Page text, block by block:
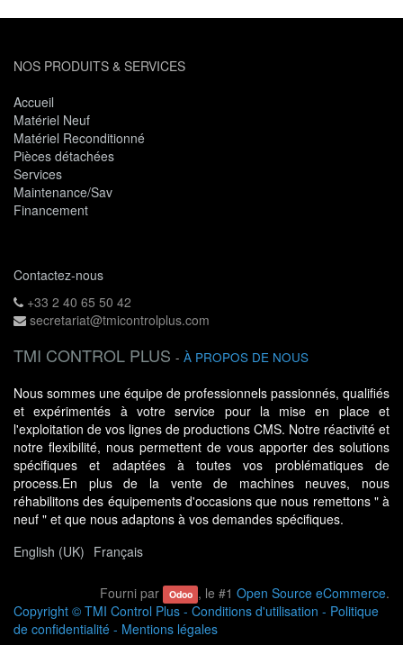
NOS PRODUITS & SERVICES
Accueil
Matériel Neuf
Matériel Reconditionné
Pièces détachées
Services
Maintenance/Sav
Financement
Contactez-nous
+33 2 40 65 50 42
secretariat@tmicontrolplus.com
TMI CONTROL PLUS - À PROPOS DE NOUS
Nous sommes une équipe de professionnels passionnés, qualifiés
et expérimentés à votre service pour la mise en place et
l'exploitation de vos lignes de productions CMS. Notre réactivité et
notre flexibilité, nous permettent de vous apporter des solutions
spécifiques et adaptées à toutes vos problématiques de
process.En plus de la vente de machines neuves, nous
réhabilitons des équipements d'occasions que nous remettons " à
neuf " et que nous adaptons à vos demandes spécifiques.
English (UK) Français
Fourni par Odoo , le #1 Open Source eCommerce.
Copyright © TMI Control Plus - Conditions d'utilisation - Politique
de confidentialité - Mentions légales